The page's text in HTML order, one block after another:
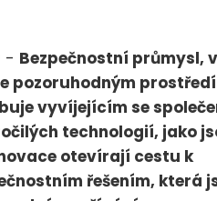
- Bezpečnostní průmysl,
pozoruhodným
vyvíjejícím se
technologií, jako
otevírají cestu k
řešením, která